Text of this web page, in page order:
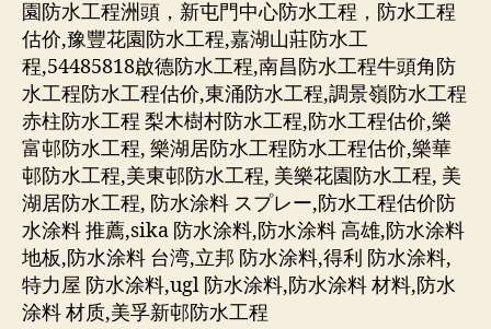
園防水工程洲頭，新屯門中心防水工程，防水工程
估价,豫豐花園防水工程,嘉湖山莊防水工
程,54485818啟德防水工程,南昌防水工程牛頭角防
水工程防水工程估价,東涌防水工程,調景嶺防水工程
赤柱防水工程 梨木樹村防水工程,防水工程估价,樂
富邨防水工程, 樂湖居防水工程防水工程估价,樂華
邨防水工程,美東邨防水工程, 美樂花園防水工程, 美
湖居防水工程, 防水涂料 スプレー,防水工程估价防
水涂料 推薦,sika 防水涂料,防水涂料 高雄,防水涂料
地板,防水涂料 台湾,立邦 防水涂料,得利 防水涂料,
特力屋 防水涂料,ugl 防水涂料,防水涂料 材料,防水
涂料 材质,美孚新邨防水工程